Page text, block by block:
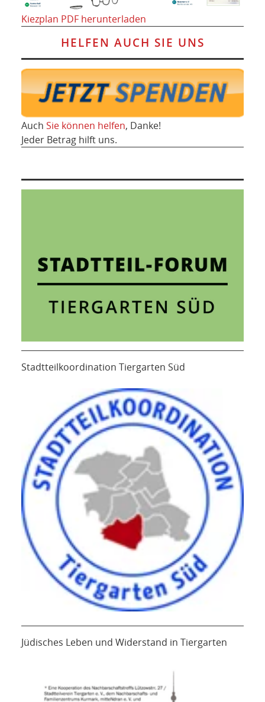
Kiezplan PDF herunterladen
HELFEN AUCH SIE UNS
Auch Sie können helfen, Danke!
Jeder Betrag hilft uns.
Stadtteilkoordination Tiergarten Süd
Jüdisches Leben und Widerstand in Tiergarten